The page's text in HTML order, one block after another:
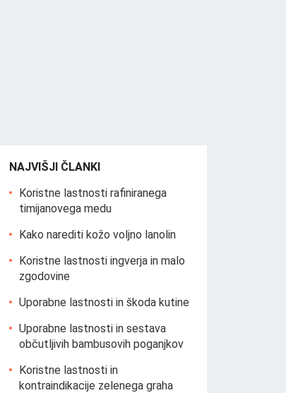
NAJVIŠJI ČLANKI
Koristne lastnosti rafiniranega
timijanovega medu
Kako narediti kožo voljno lanolin
Koristne lastnosti ingverja in malo
zgodovine
Uporabne lastnosti in škoda kutine
Uporabne lastnosti in sestava
občutljivih bambusovih poganjkov
Koristne lastnosti in
kontraindikacije zelenega graha